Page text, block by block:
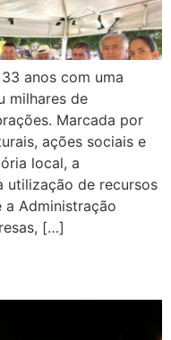
anos com uma
milhares de
Marcada por
ações sociais e
local, a
utilização de recursos
a Administração
[…]